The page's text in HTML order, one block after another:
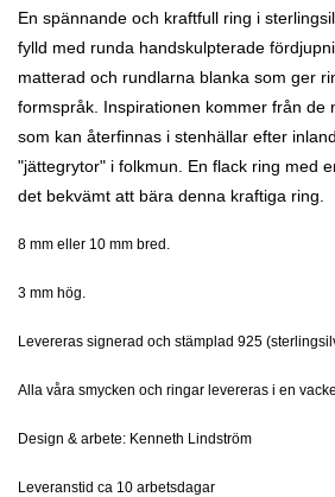
En spännande och kraftfull ring i
fylld med runda handskulpterade
matterad och rundlarna blanka som ger
formspråk. Inspirationen kommer från de
som kan återfinnas i stenhällar efter
"jättegrytor" i folkmun. En flack ring med
det bekvämt att bära denna kraftiga ring.
8 mm eller 10 mm bred.
3 mm hög.
Levereras signerad och stämplad 925
Alla våra smycken och ringar levereras i en
Design & arbete: Kenneth Lindström
Leveranstid ca 10 arbetsdagar